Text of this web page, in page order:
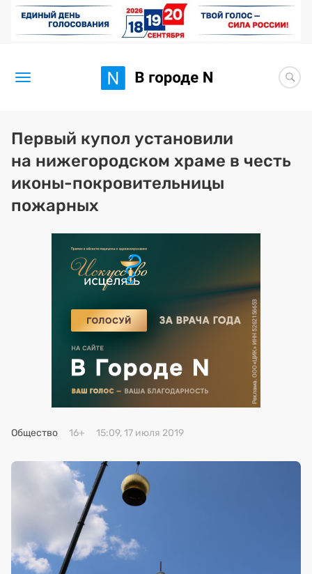
Новости
Статьи
Здоровье
Искусство исцелять
Премия 2026 (текущая)
Премия 2025
Первый купол установили
на нижегородском храме в честь
иконы-покровительницы
пожарных
Общество 16+ 15:09, 17 июля 2019